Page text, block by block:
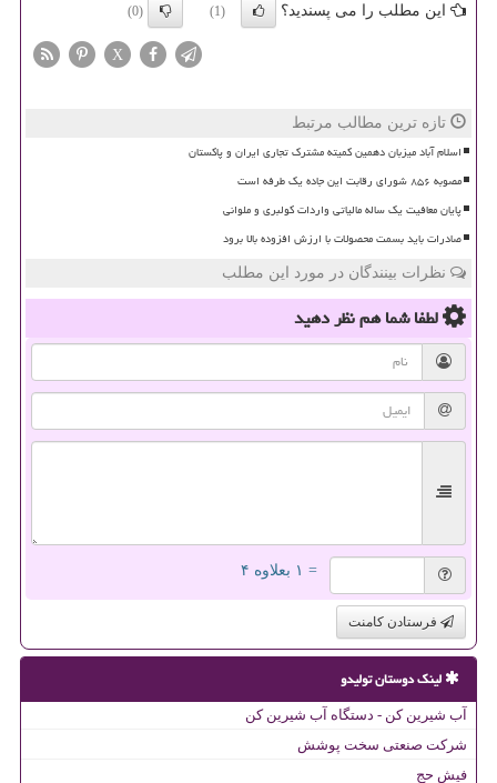
این مطلب را می پسندید؟ (1)
(0)
X
تازه ترین مطالب مرتبط
اسلام آباد میزبان دهمین کمیته مشترک تجاری ایران و پاکستان
مصوبه ۸۵۶ شورای رقابت این جاده یک طرفه است
پایان معافیت یک ساله مالیاتی واردات کولبری و ملوانی
صادرات باید بسمت محصولات با ارزش افزوده بالا برود
نظرات بینندگان در مورد این مطلب
لطفا شما همنظر دهید
= ۱ بعلاوه ۴
فرستادن کامنت
لینک دوستان تولیدو
آب شیرین کن - دستگاه آب شیرین کن
شرکت صنعتی سخت پوشش
فیش حج